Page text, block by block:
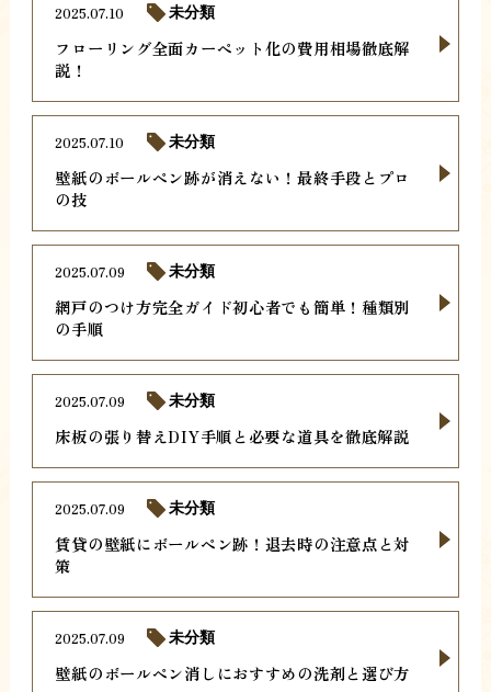
フローリング全面カーペット化の費用相場徹底解
説！
2025.07.10 未分類
壁紙のボールペン跡が消えない！最終手段とプロ
の技
2025.07.10 未分類
網戸のつけ方完全ガイド初心者でも簡単！種類別
の手順
2025.07.09 未分類
床板の張り替えDIY手順と必要な道具を徹底解説
2025.07.09 未分類
賃貸の壁紙にボールペン跡！退去時の注意点と対
策
2025.07.09 未分類
壁紙のボールペン消しにおすすめの洗剤と選び方
2025.07.09 未分類